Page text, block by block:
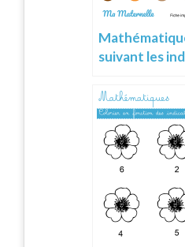
suivant les